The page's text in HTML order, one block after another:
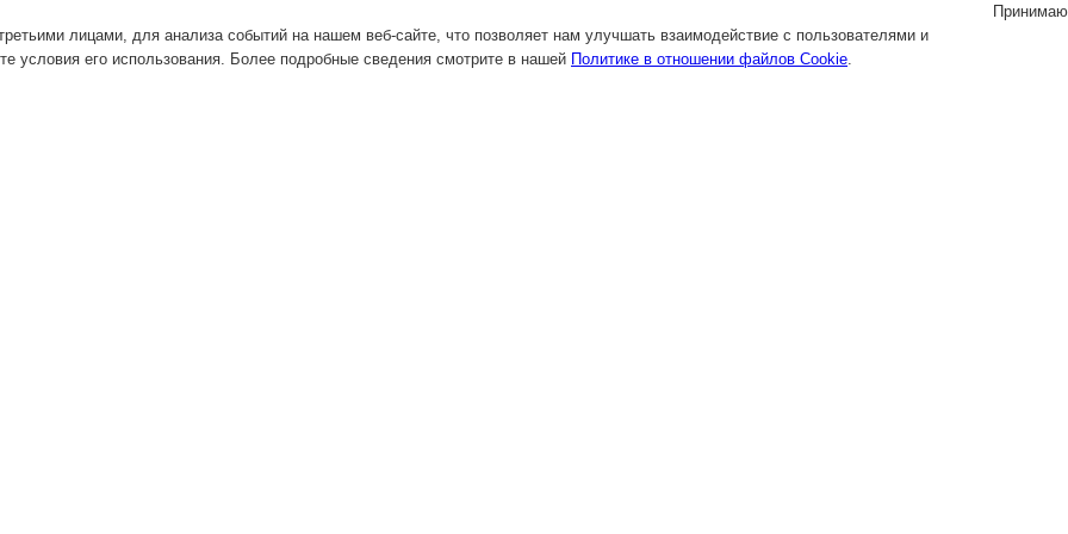
лицами, для анализа событий на нашем веб-сайте, что позволяет нам улучшать взаимодействие с пользователями и
условия его использования. Более подробные сведения смотрите в нашей Политике в отношении файлов Cookie.
Принимаю